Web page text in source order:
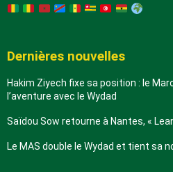
Dernières nouvelles
Hakim Ziyech fixe sa position : le
l’aventure avec le Wydad
Saïdou Sow retourne à Nantes, «
Le MAS double le Wydad et tient sa